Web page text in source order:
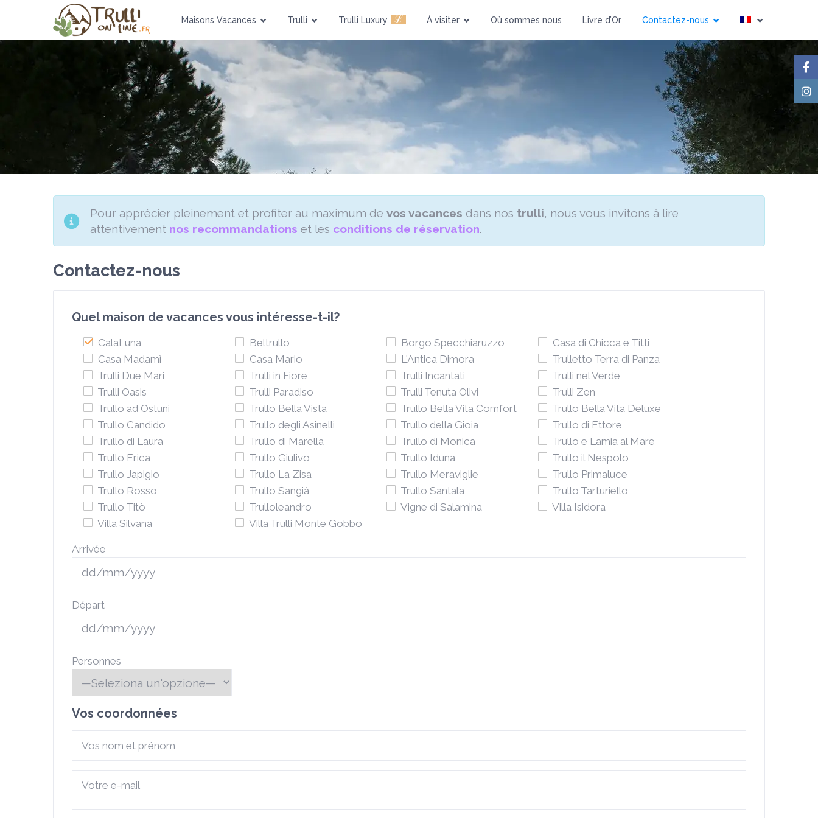
Maisons Vacances Trulli Trulli Luxury ℒ À visiter Où sommes nous Livre d’Or Contactez-nous
Pour apprécier pleinement et profiter au maximum de vos vacances dans nos trulli, nous vous invitons à lire
attentivement nos recommandations et les conditions de réservation.
Contactez-nous
Quel maison de vacances vous intéresse-t-il?
CalaLuna Beltrullo Borgo Specchiaruzzo
Casa di Chicca e Titti
Casa Madamì
Casa Mario L'Antica Dimora
Trulletto Terra di Panza
Trulli Due Mari
Trulli in Fiore Trulli Incantati
Trulli nel Verde
Trulli Oasis
Trulli Paradiso Trulli Tenuta Olivi
Trulli Zen
Trullo ad Ostuni
Trullo Bella Vista Trullo Bella Vita Comfort
Trullo Bella Vita Deluxe
Trullo Candido
Trullo degli Asinelli Trullo della Gioia
Trullo di Ettore
Trullo di Laura
Trullo di Marella Trullo di Monica
Trullo e Lamia al Mare
Trullo Erica
Trullo Giulivo Trullo Iduna
Trullo il Nespolo
Trullo Japigio
Trullo La Zisa Trullo Meraviglie
Trullo Primaluce
Trullo Rosso
Trullo Sangià Trullo Santala
Trullo Tarturiello
Trullo Titò
Trulloleandro Vigne di Salamina
Villa Isidora
Villa Silvana
Villa Trulli Monte Gobbo
Arrivée
Départ
Personnes
Vos coordonnées